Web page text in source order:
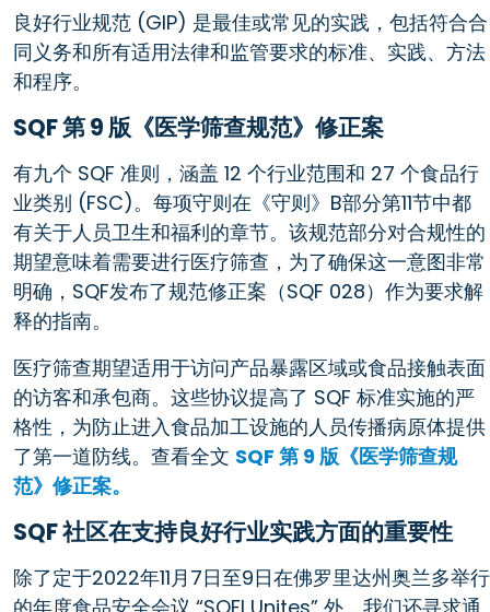
良好行业规范 (GIP) 是最佳或常见的实践，包括符合合
同义务和所有适用法律和监管要求的标准、实践、方法
和程序。
SQF 第 9 版《医学筛查规范》修正案
有九个 SQF 准则，涵盖 12 个行业范围和 27 个食品行
业类别 (FSC)。每项守则在《守则》B部分第11节中都
有关于人员卫生和福利的章节。该规范部分对合规性的
期望意味着需要进行医疗筛查，为了确保这一意图非常
明确，SQF发布了规范修正案（SQF 028）作为要求解
释的指南。
医疗筛查期望适用于访问产品暴露区域或食品接触表面
的访客和承包商。这些协议提高了 SQF 标准实施的严
格性，为防止进入食品加工设施的人员传播病原体提供
了第一道防线。查看全文 SQF 第 9 版《医学筛查规
范》修正案。
SQF 社区在支持良好行业实践方面的重要性
除了定于2022年11月7日至9日在佛罗里达州奥兰多举行